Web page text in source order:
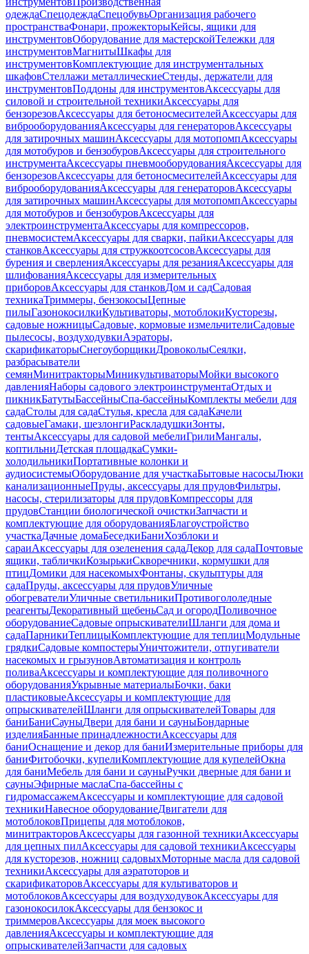
одеждаСпецодеждаСпецобувьОрганизация рабочего
пространстваФонари, прожекторыКейсы, ящики для
инструментовОборудование для мастерскойТележки для
инструментовМагнитыШкафы для
инструментовКомплектующие для инструментальных
шкафовСтеллажи металлическиеСтенды, держатели для
инструментовПоддоны для инструментовАксессуары для
силовой и строительной техникиАксессуары для
бензорезовАксессуары для бетоносмесителейАксессуары для
виброоборудованияАксессуары для генераторовАксессуары
для затирочных машинАксессуары для мотопомпАксессуары
для мотобуров и бензобуровАксессуары для строительного
инструментаАксессуары пневмооборудованияАксессуары для
бензорезовАксессуары для бетоносмесителейАксессуары для
виброоборудованияАксессуары для генераторовАксессуары
для затирочных машинАксессуары для мотопомпАксессуары
для мотобуров и бензобуровАксессуары для
электроинструментаАксессуары для компрессоров,
пневмосистемАксессуары для сварки, пайкиАксессуары для
станковАксессуары для стружкоотсосовАксессуары для
бурения и сверленияАксессуары для резанияАксессуары для
шлифованияАксессуары для измерительных
приборовАксессуары для станковДом и садСадовая
техникаТриммеры, бензокосыЦепные
пилыГазонокосилкиКультиваторы, мотоблокиКусторезы,
садовые ножницыСадовые, кормовые измельчителиСадовые
пылесосы, воздуходувкиАэраторы,
скарификаторыСнегоуборщикиДровоколыСеялки,
разбрасыватели
семянМинитракторыМиникультиваторыМойки высокого
давленияНаборы садового электроинструментаОтдых и
пикникБатутыБассейныСпа-бассейныКомплекты мебели для
садаСтолы для садаСтулья, кресла для садаКачели
садовыеГамаки, шезлонгиРаскладушкиЗонты,
тентыАксессуары для садовой мебелиГрилиМангалы,
коптильниДетская площадкаСумки-
холодильникиПортативные колонки и
аудиосистемыОборудование для участкаБытовые насосыЛюки
канализационныеПруды, аксессуары для прудовФильтры,
насосы, стерилизаторы для прудовКомпрессоры для
прудовСтанции биологической очисткиЗапчасти и
комплектующие для оборудованияБлагоустройство
участкаДачные домаБеседкиБаниХозблоки и
сараиАксессуары для озеленения садаДекор для садаПочтовые
ящики, табличкиКозырькиСкворечники, кормушки для
птицДомики для насекомыхФонтаны, скульптуры для
садаПруды, аксессуары для прудовУличные
обогревателиУличные светильникиПротивогололедные
реагентыДекоративный щебеньСад и огородПоливочное
оборудованиеСадовые опрыскивателиШланги для дома и
садаПарникиТеплицыКомплектующие для теплицМодульные
грядкиСадовые компостерыУничтожители, отпугиватели
насекомых и грызуновАвтоматизация и контроль
поливаАксессуары и комплектующие для поливочного
оборудованияУкрывные материалыБочки, баки
пластиковыеАксессуары и комплектующие для
опрыскивателейШланги для опрыскивателейТовары для
баниБаниСауныДвери для бани и сауныБондарные
изделияБанные принадлежностиАксессуары для
баниОснащение и декор для баниИзмерительные приборы для
баниФитобочки, купелиКомплектующие для купелейОкна
для баниМебель для бани и сауныРучки дверные для бани и
сауныЭфирные маслаСпа-бассейны с
гидромассажемАксессуары и комплектующие для садовой
техникиНавесное оборудованиеДвигатели для
мотоблоковПрицепы для мотоблоков,
минитракторовАксессуары для газонной техникиАксессуары
для цепных пилАксессуары для садовой техникиАксессуары
для кусторезов, ножниц садовыхМоторные масла для садовой
техникиАксессуары для аэратоторов и
скарификаторовАксессуары для культиваторов и
мотоблоковАксессуары для воздуходувокАксессуары для
газонокосилокАксессуары для бензокос и
триммеровАксессуары для моек высокого
давленияАксессуары и комплектующие для
опрыскивателейЗапчасти для садовых